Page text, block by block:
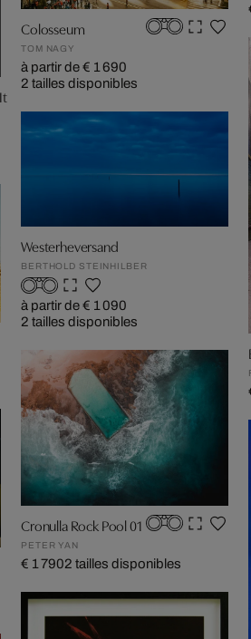
Colosseum
TOM NAGY
à partir de € 1 690
2 tailles disponibles
Westerheversand
BERTHOLD STEINHILBER
à partir de € 1 090
2 tailles disponibles
Cronulla Rock Pool 01
PETER YAN
€ 1 7902 tailles disponibles